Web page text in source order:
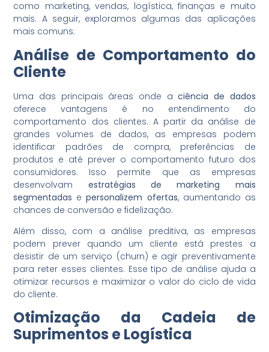
como marketing, vendas, logística, finanças e muito
mais. A seguir, exploramos algumas das aplicações
mais comuns:
Análise de Comportamento do
Cliente
Uma das principais áreas onde aciência de dados
oferece vantagens é no entendimento do
comportamento dos clientes. A partir da análise de
grandes volumes de dados, as empresas podem
identificar padrões de compra, preferências de
produtos e até prever o comportamento futuro dos
consumidores. Isso permite que as empresas
desenvolvam estratégias de marketing mais
segmentadas epersonalizem ofertas, aumentando as
chances de conversão e fidelização.
Além disso, com a análise preditiva, as empresas
podem prever quando um cliente está prestes a
desistir de um serviço (churn) e agir preventivamente
para reter esses clientes. Esse tipo de análise ajuda a
otimizar recursos e maximizar o valor do ciclo de vida
do cliente.
Otimização da Cadeia de
Suprimentos e Logística